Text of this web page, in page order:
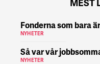
Fonderna som bara
NYHETER
Så var vår
NYHETER